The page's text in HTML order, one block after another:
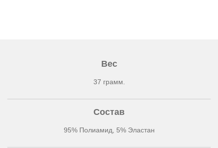
Вес
37 грамм.
Состав
95% Полиамид, 5% Эластан